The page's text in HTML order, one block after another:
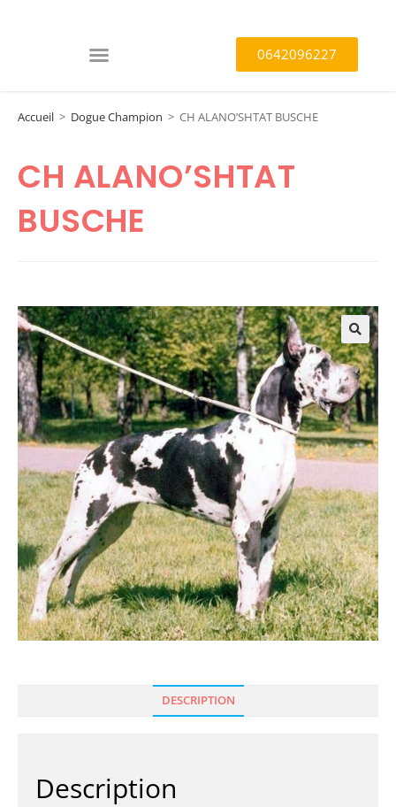
0642096227
Accueil > Dogue Champion > CH ALANO’SHTAT BUSCHE
CH ALANO’SHTAT
BUSCHE
🔍
DESCRIPTION
Description